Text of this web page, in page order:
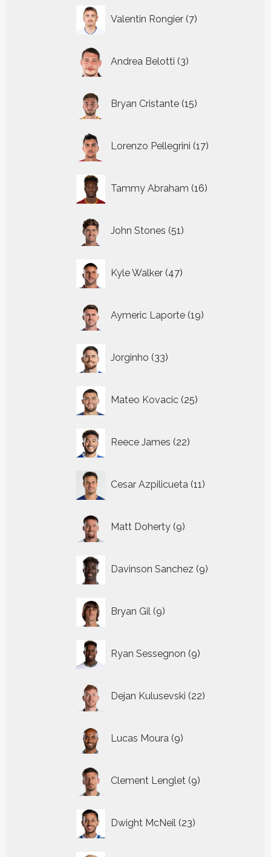
Valentin Rongier 7
producten
Andrea Belotti 3
producten
Bryan Cristante 15
producten
Lorenzo Pellegrini 17
producten
Tammy Abraham 16
producten
John Stones 51
producten
Kyle Walker 47
producten
Aymeric Laporte 19
producten
Jorginho 33
producten
Mateo Kovacic 25
producten
Reece James 22
producten
Cesar Azpilicueta 11
producten
Matt Doherty 9
producten
Davinson Sanchez 9
producten
Bryan Gil 9
producten
Ryan Sessegnon 9
producten
Dejan Kulusevski 22
producten
Lucas Moura 9
producten
Clement Lenglet 9
producten
Dwight McNeil 23
producten